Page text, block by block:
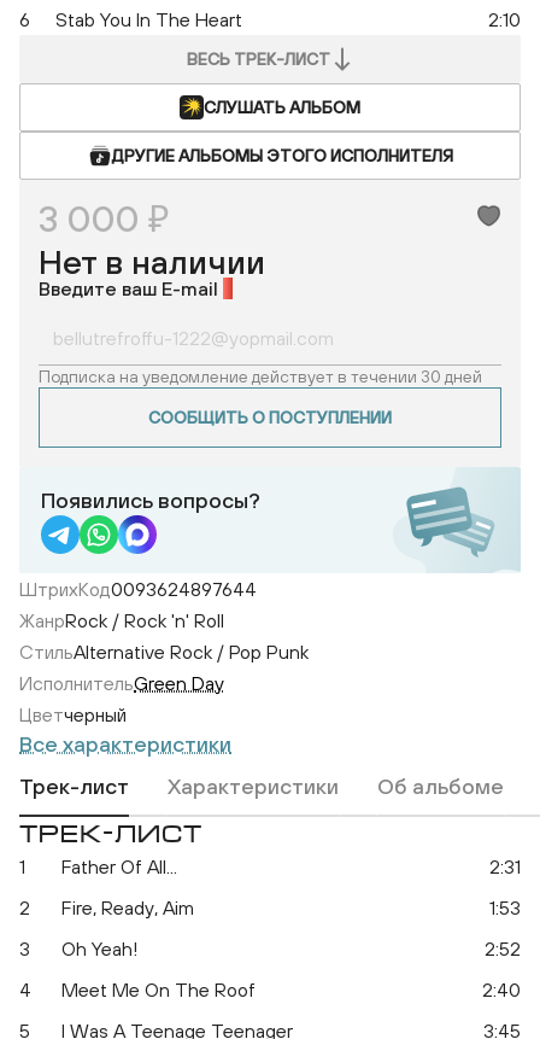
6
Stab You In The Heart 2:10
ВЕСЬ ТРЕК-ЛИСТ
СЛУШАТЬ АЛЬБОМ
ДРУГИЕ АЛЬБОМЫ ЭТОГО ИСПОЛНИТЕЛЯ
3 000 ₽
Нет в наличии
Введите ваш E-mail
Подписка на уведомление действует в течении 30 дней
СООБЩИТЬ О ПОСТУПЛЕНИИ
Появились вопросы?
ШтрихКод0093624897644
ЖанрRock / Rock 'n' Roll
СтильAlternative Rock / Pop Punk
ИсполнительGreen Day
Цветчерный
Все характеристики
Трек-лист
Характеристики Об альбоме
ТРЕК-ЛИСТ
1 Father Of All...
2:31
2
Fire, Ready, Aim
1:53
3
Oh Yeah!
2:52
4
Meet Me On The Roof
2:40
5
I Was A Teenage Teenager
3:45